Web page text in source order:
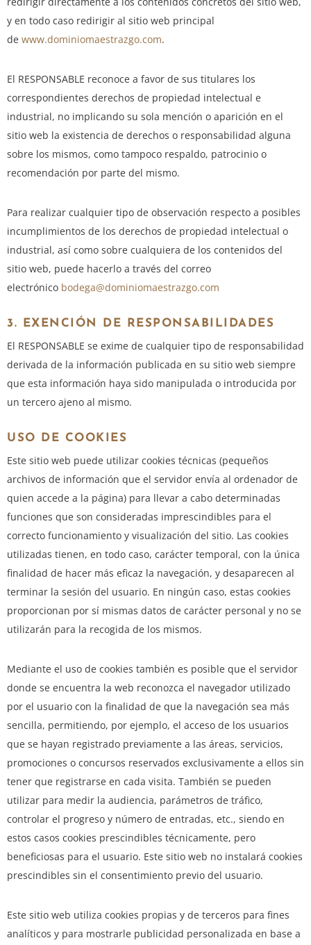
y en todo caso redirigir al sitio web principal
de www.dominiomaestrazgo.com.
El RESPONSABLE reconoce a favor de sus titulares los
correspondientes derechos de propiedad intelectual e
industrial, no implicando su sola mención o aparición en el
sitio web la existencia de derechos o responsabilidad alguna
sobre los mismos, como tampoco respaldo, patrocinio o
recomendación por parte del mismo.
Para realizar cualquier tipo de observación respecto a posibles
incumplimientos de los derechos de propiedad intelectual o
industrial, así como sobre cualquiera de los contenidos del
sitio web, puede hacerlo a través del correo
electrónico bodega@dominiomaestrazgo.com
3. EXENCIÓN DE RESPONSABILIDADES
El RESPONSABLE se exime de cualquier tipo de responsabilidad
derivada de la información publicada en su sitio web siempre
que esta información haya sido manipulada o introducida por
un tercero ajeno al mismo.
USO DE COOKIES
Este sitio web puede utilizar cookies técnicas (pequeños
archivos de información que el servidor envía al ordenador de
quien accede a la página) para llevar a cabo determinadas
funciones que son consideradas imprescindibles para el
correcto funcionamiento y visualización del sitio. Las cookies
utilizadas tienen, en todo caso, carácter temporal, con la única
finalidad de hacer más eficaz la navegación, y desaparecen al
terminar la sesión del usuario. En ningún caso, estas cookies
proporcionan por sí mismas datos de carácter personal y no se
utilizarán para la recogida de los mismos.
Mediante el uso de cookies también es posible que el servidor
donde se encuentra la web reconozca el navegador utilizado
por el usuario con la finalidad de que la navegación sea más
sencilla, permitiendo, por ejemplo, el acceso de los usuarios
que se hayan registrado previamente a las áreas, servicios,
promociones o concursos reservados exclusivamente a ellos sin
tener que registrarse en cada visita. También se pueden
utilizar para medir la audiencia, parámetros de tráfico,
controlar el progreso y número de entradas, etc., siendo en
estos casos cookies prescindibles técnicamente, pero
beneficiosas para el usuario. Este sitio web no instalará cookies
prescindibles sin el consentimiento previo del usuario.
Este sitio web utiliza cookies propias y de terceros para fines
analíticos y para mostrarle publicidad personalizada en base a